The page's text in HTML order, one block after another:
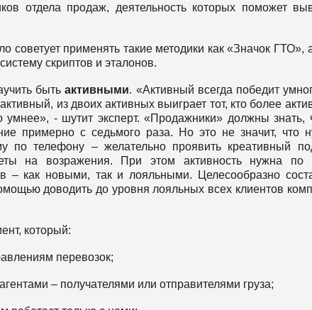
отдела продаж, деятельность которых поможет
применять такие методики как «Значок ГТО»,
скриптов и эталонов.
бытьактивными. «Активный всегда победит
из двоих активных выиграет тот, кто более
умнее», - шутит эксперт. «Продажники» должны знать,
примерно с седьмого раза. Но это не значит, что
по телефону – желательно проявить креативный
на возражения. При этом активность нужна по
– как новыми, так и лояльными. Целесообразно
доводить до уровня лояльных всех клиентов
который:
перевозок;
– получателями или отправителями груза;